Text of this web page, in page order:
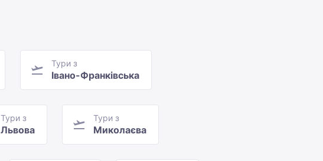
Тури з
Івано-Франківська
Тури з
Львова
Тури з
Миколаєва